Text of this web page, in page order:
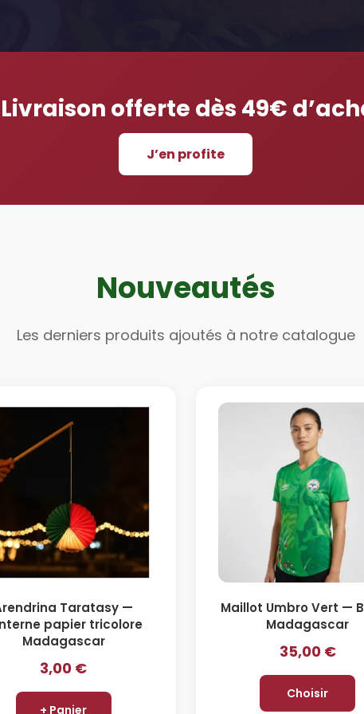
Livraison offerte dès 49€
J’en profite
Nouveautés
Les derniers produits ajoutés à notre catalogue
Taratasy —
papier tricolore
Madagascar
3,00 €
+ Panier
Maillot Umbro Vert —
Madagascar
35,00 €
Choisir